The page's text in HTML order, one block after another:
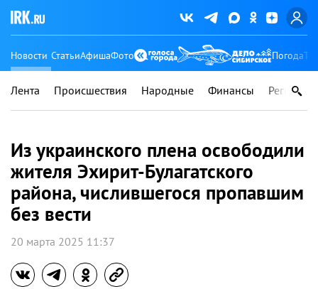
Новости СтатьиАфишаФото Погода
Лента Происшествия Народные Финансы Регионы
Из украинского плена освободили
жителя Эхирит-Булагатского
района, числившегося пропавшим
без вести
20 марта 2025 11:37